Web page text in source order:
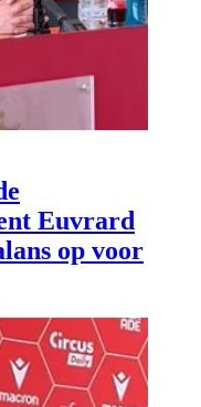
Euvrard
op voor